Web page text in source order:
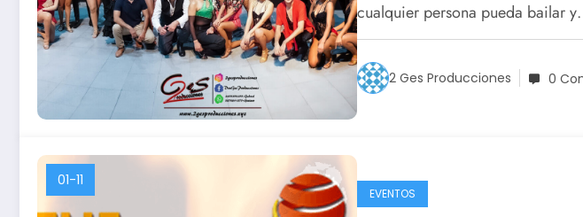
cualquier persona pueda bailar
2 Ges Producciones 0
01-11
EVENTOS